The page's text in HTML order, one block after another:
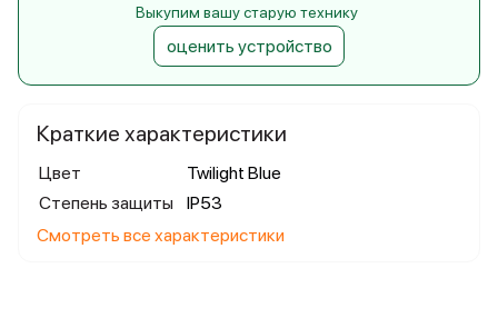
Краткие характеристики
Цвет
Twilight Blue
Степень защиты
IP53
Смотреть все характеристики
Выкупим вашу старую технику
оценить устройство